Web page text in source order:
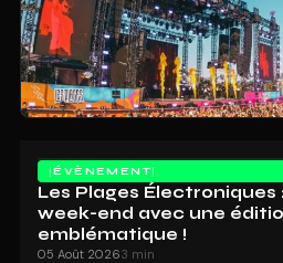
ÉVÈNEMENT
Les Plages Électroniques
week-end avec une
emblématique !
05 Août 20263 min